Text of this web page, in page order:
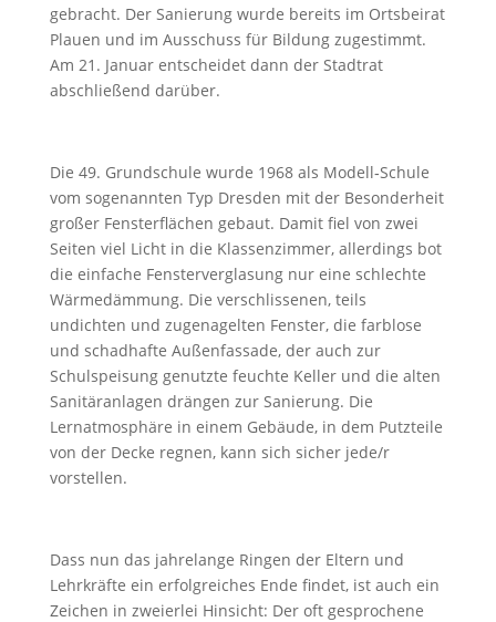
gebracht. Der Sanierung wurde bereits im Ortsbeirat
Plauen und im Ausschuss für Bildung zugestimmt.
Am 21. Januar entscheidet dann der Stadtrat
abschließend darüber.
Die 49. Grundschule wurde 1968 als Modell‐Schule
vom sogenannten Typ Dresden mit der Besonderheit
großer Fensterflächen gebaut. Damit fiel von zwei
Seiten viel Licht in die Klassenzimmer, allerdings bot
die einfache Fensterverglasung nur eine schlechte
Wärmedämmung. Die verschlissenen, teils
undichten und zugenagelten Fenster, die farblose
und schadhafte Außenfassade, der auch zur
Schulspeisung genutzte feuchte Keller und die alten
Sanitäranlagen drängen zur Sanierung. Die
Lernatmosphäre in einem Gebäude, in dem Putzteile
von der Decke regnen, kann sich sicher jede/r
vorstellen.
Dass nun das jahrelange Ringen der Eltern und
Lehrkräfte ein erfolgreiches Ende findet, ist auch ein
Zeichen in zweierlei Hinsicht: Der oft gesprochene